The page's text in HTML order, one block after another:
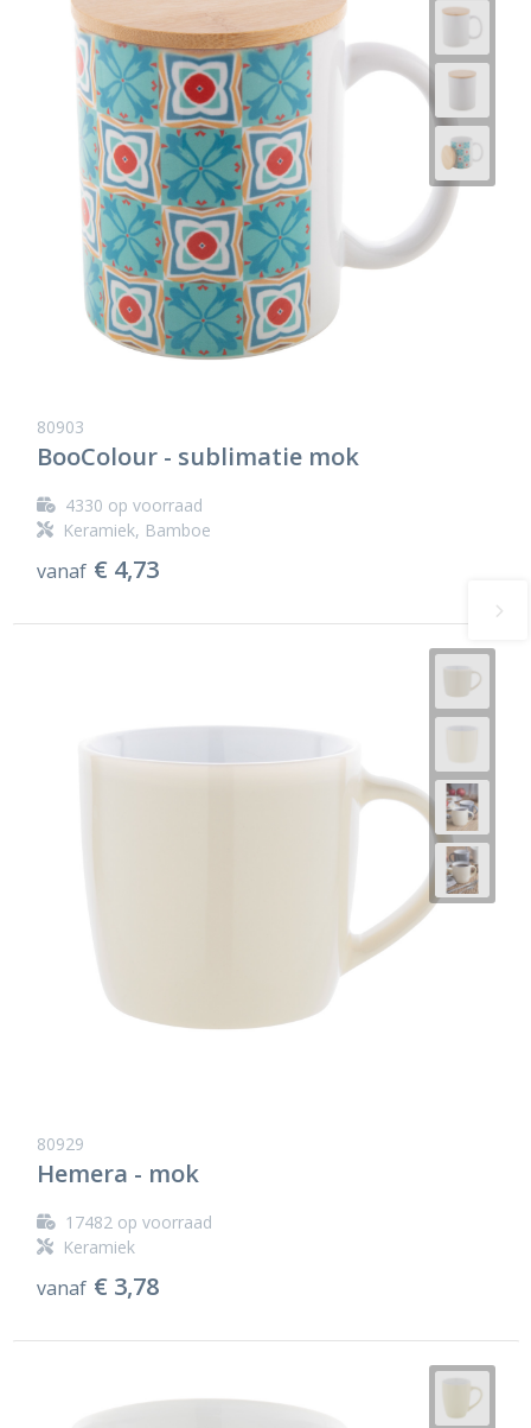
80903
BooColour - sublimatie mok
4330 op voorraad
Keramiek, Bamboe
vanaf € 4,73
80929
Hemera - mok
17482op voorraad
Keramiek
vanaf € 3,78